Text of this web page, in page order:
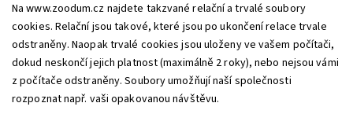
Na www.zoodum.cz najdete takzvané relační a trvalé soubory
cookies. Relační jsou takové, které jsou po ukončení relace trvale
odstraněny. Naopak trvalé cookies jsou uloženy ve vašem počítači,
dokud neskončí jejich platnost (maximálně 2 roky), nebo nejsou vámi
z počítače odstraněny. Soubory umožňují naší společnosti
rozpoznat např. vaši opakovanou návštěvu.